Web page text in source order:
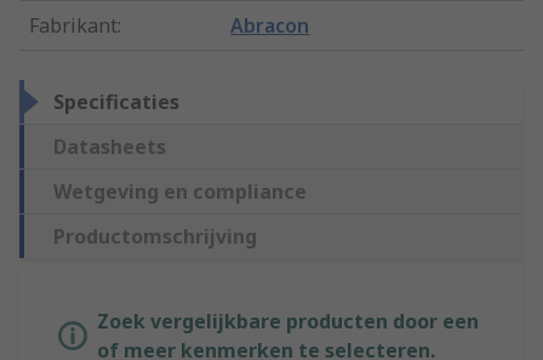
Fabrikant: Abracon
Specificaties
Datasheets
Wetgeving en compliance
Productomschrijving
Zoek vergelijkbare producten door een
of meer kenmerken te selecteren.